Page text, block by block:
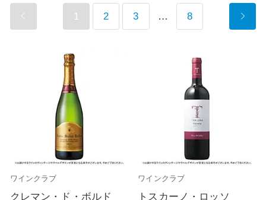
1 2 3 … 8
ワインクラブ
クレマン・ド・ボルド
ワインクラブ
トスカーノ・ロッソ